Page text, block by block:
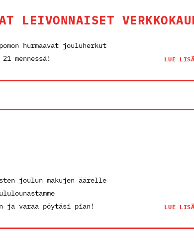
LEIVONNAISET
hurmaavat jouluherkut
mennessä!
LUE
joulun makujen äärelle
ja varaa pöytäsi pian!
LUE